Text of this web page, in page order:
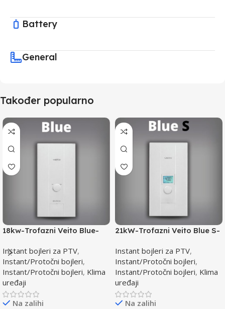
Battery
General
Također popularno
18kw-Trofazni Veito Blue-
Instant bojleri za PTV,
Instant/Protočni bojleri,
Instant/Protočni bojleri, Klima
uređaji
Na zalihi
21kW-Trofazni Veito Blue S-
Instant bojleri za PTV,
Instant/Protočni bojleri,
Instant/Protočni bojleri, Klima
uređaji
Na zalihi